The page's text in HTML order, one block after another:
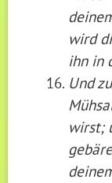
wird
ihn in
Und
wirst;